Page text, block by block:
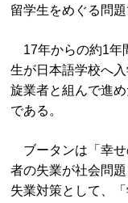
留学生をめぐる問題
17年からの約1年
生が日本語学校へ
旋業者と組んで進
である。
ブータンは「幸せ
者の失業が社会問
失業対策として、